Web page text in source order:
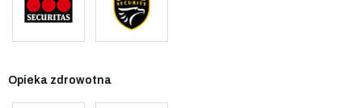
Opieka zdrowotna